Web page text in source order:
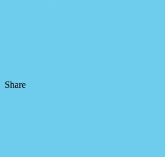
Share